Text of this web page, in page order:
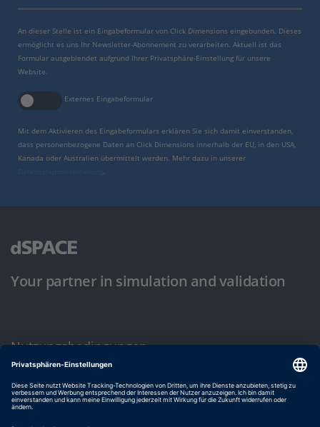
An dieser Stelle ist ein Eingabeformular von Click Dimensions eingebunden. Dieses
ermöglicht es uns Ihr Newsletter-Abonnement zu verarbeiten. Aktuell ist das
Formular ausgeblendet aufgrund Ihrer Privatsphäre-Einstellung für unsere
Website.
Externes Eingabeformular
Mit dem Aktivieren des Eingabeformulars erklären Sie sich damit einverstanden,
dass personenbezogene Daten an Click Dimensions innerhalb der EU, in den USA,
Kanada oder Australien übermittelt werden. Mehr dazu in unserer
Your partner in simulation and validation
Nutzungsbedingungen
Impressum & Allgemeine Geschäftsbedingungen